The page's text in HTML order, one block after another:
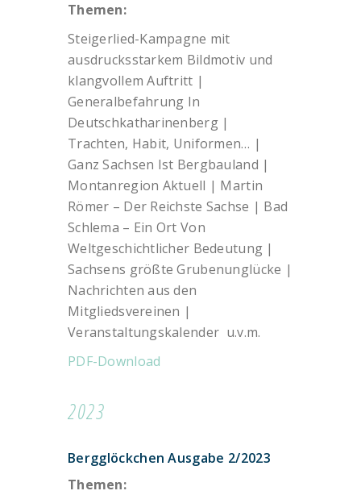
Themen:
Steigerlied-Kampagne mit
ausdrucksstarkem Bildmotiv und
klangvollem Auftritt |
Generalbefahrung In
Deutschkatharinenberg |
Trachten, Habit, Uniformen… |
Ganz Sachsen Ist Bergbauland |
Montanregion Aktuell | Martin
Römer – Der Reichste Sachse | Bad
Schlema – Ein Ort Von
Weltgeschichtlicher Bedeutung |
Sachsens größte Grubenunglücke |
Nachrichten aus den
Mitgliedsvereinen |
Veranstaltungskalender u.v.m.
PDF-Download
2023
Bergglöckchen Ausgabe 2/2023
Themen: